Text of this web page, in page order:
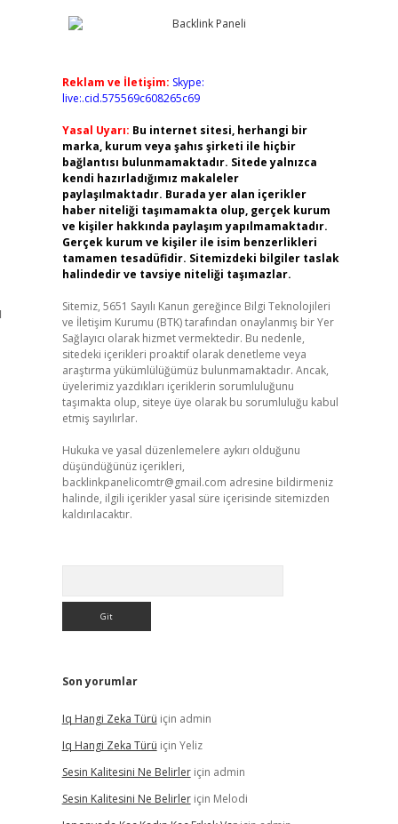
Reklam ve İletişim: Skype:
live:.cid.575569c608265c69
Yasal Uyarı: Bu internet sitesi, herhangi bir
marka, kurum veya şahıs şirketi ile hiçbir
bağlantısı bulunmamaktadır. Sitede yalnızca
kendi hazırladığımız makaleler
paylaşılmaktadır. Burada yer alan içerikler
haber niteliği taşımamakta olup, gerçek kurum
ve kişiler hakkında paylaşım yapılmamaktadır.
Gerçek kurum ve kişiler ile isim benzerlikleri
tamamen tesadüfidir. Sitemizdeki bilgiler taslak
halindedir ve tavsiye niteliği taşımazlar.
Sitemiz, 5651 Sayılı Kanun gereğince Bilgi Teknolojileri
ve İletişim Kurumu (BTK) tarafından onaylanmış bir Yer
Sağlayıcı olarak hizmet vermektedir. Bu nedenle,
sitedeki içerikleri proaktif olarak denetleme veya
araştırma yükümlülüğümüz bulunmamaktadır. Ancak,
üyelerimiz yazdıkları içeriklerin sorumluluğunu
taşımakta olup, siteye üye olarak bu sorumluluğu kabul
etmiş sayılırlar.
Hukuka ve yasal düzenlemelere aykırı olduğunu
düşündüğünüz içerikleri,
backlinkpanelicomtr@gmail.com adresine bildirmeniz
halinde, ilgili içerikler yasal süre içerisinde sitemizden
kaldırılacaktır.
Son yorumlar
Iq Hangi Zeka Türü için admin
Iq Hangi Zeka Türü için Yeliz
Sesin Kalitesini Ne Belirleriçin admin
Sesin Kalitesini Ne Belirleriçin Melodi